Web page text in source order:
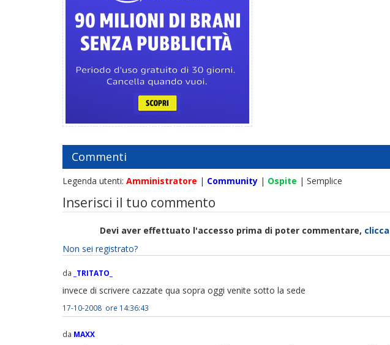
Commenti
Legenda utenti: Amministratore | Community | Ospite | Semplice
Inserisci il tuo commento
Devi aver effettuato l'accesso prima di poter commentare,
Non sei registrato?
da _TRITATO_
invece di scrivere cazzate qua sopra oggi venite sotto la sede
17-10-2008 ore 14:36:43
da MAXX